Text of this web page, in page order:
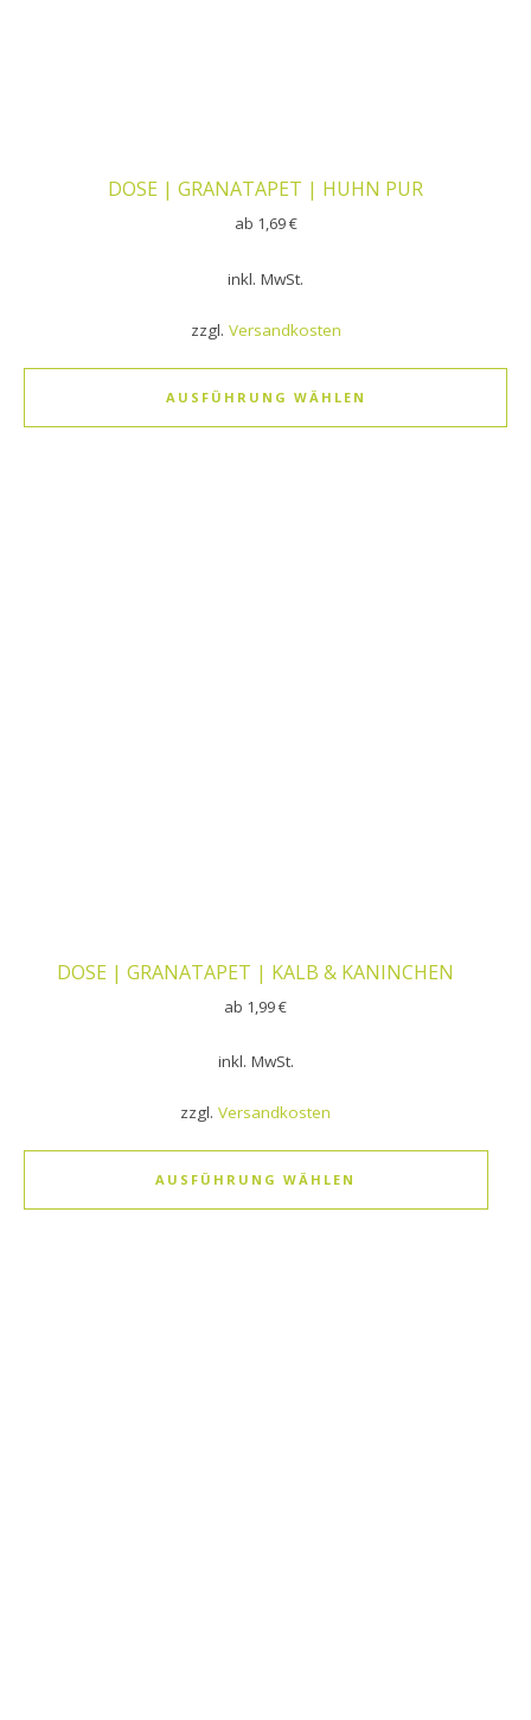
DOSE | GRANATAPET | HUHN PUR
ab 1,69€
inkl. MwSt.
zzgl. Versandkosten
AUSFÜHRUNG WÄHLEN
DOSE | GRANATAPET | KALB & KANINCHEN
ab 1,99€
inkl. MwSt.
zzgl.Versandkosten
AUSFÜHRUNG WÄHLEN